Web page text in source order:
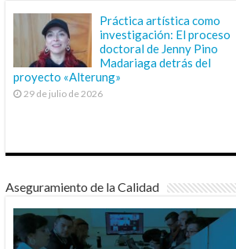
Práctica artística como
investigación: El proceso
doctoral de Jenny Pino
Madariaga detrás del
proyecto «Alterung»
29 de julio de 2026
Aseguramiento de la Calidad